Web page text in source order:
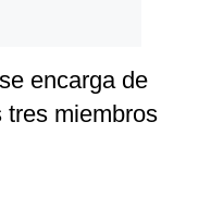
encarga de
tres miembros